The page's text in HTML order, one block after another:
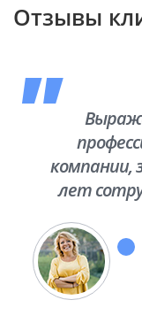
Отзывы
компании,
лет